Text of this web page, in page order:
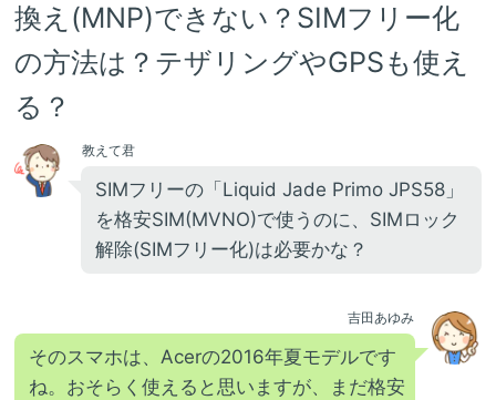
換え(MNP)できない？SIMフリー化
の方法は？テザリングやGPSも使え
る？
教えて君
SIMフリーの「Liquid Jade Primo JPS58」
を格安SIM(MVNO)で使うのに、SIMロック
解除(SIMフリー化)は必要かな？
吉田あゆみ
そのスマホは、Acerの2016年夏モデルです
ね。おそらく使えると思いますが、まだ格安